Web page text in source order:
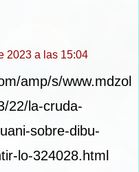
2023 a las 15:04
amp/s/www.mdzol
22/la-cruda-
sobre-dibu-
lo-324028.html